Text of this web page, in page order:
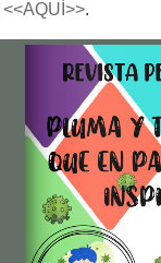
<<AQUÍ>>.